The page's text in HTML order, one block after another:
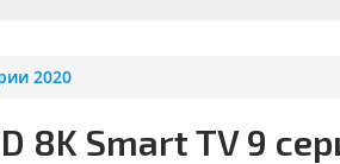
2020
8K Smart TV 9